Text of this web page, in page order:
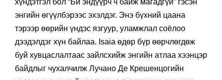
хэмээжээ. Харин бие биеэ хүндлэх хамгийн энгийн
хүндэтгэл бол “Би эндүүрч ч байж магадгүй” гэсэн
энгийн өгүүлбэрээс эхэлдэг. Энэ бүхний цаана
тэрээр өөрийн үндэс язгуур, уламжлал соёлоо
дээдэлдэг хүн байлаа. Isaia өдөр бүр өөрчлөгдөж
буй хувцаслалтаас зайлсхийж энгийн атлаа хээнцэр